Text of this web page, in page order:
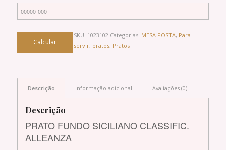
SKU: 1023102 Categorias: MESA POSTA, Para
servir, pratos, Pratos
Descrição Informação adicional Avaliações (0)
Descrição
PRATO FUNDO SICILIANO CLASSIFIC.
ALLEANZA